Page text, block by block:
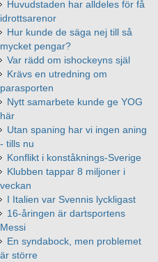
Huvudstaden har alldeles för få
idrottsarenor
Hur kunde de säga nej till så
mycket pengar?
Var rädd om ishockeyns själ
Krävs en utredning om
parasporten
Nytt samarbete kunde ge YOG
här
Utan spaning har vi ingen aning
- tills nu
Konflikt i konståknings-Sverige
Klubben tappar 8 miljoner i
veckan
I Italien var Svennis lyckligast
16-åringen är dartsportens
Messi
En syndabock, men problemet
är större